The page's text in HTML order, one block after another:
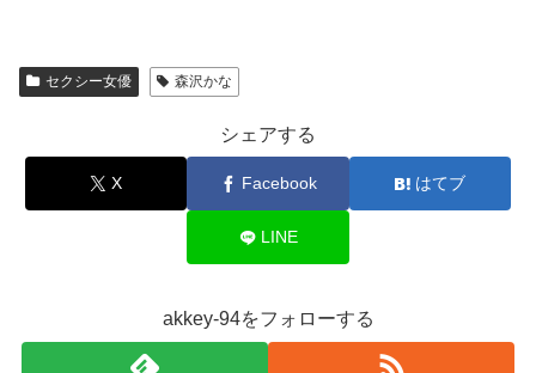
セクシー女優 森沢かな
シェアする
X Facebook はてブ
LINE
akkey-94をフォローする